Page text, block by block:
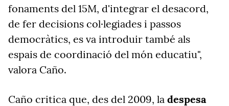
fonaments del 15M, d'integrar el desacord,
de fer decisions col·legiades i passos
democràtics, es va introduir també als
espais de coordinació del món educatiu",
valora Caño.
Caño critica que, des del 2009, la despesa